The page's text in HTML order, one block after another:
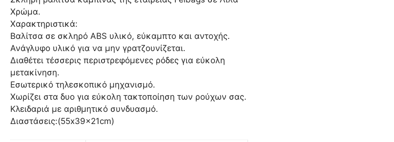
Χρώμα.
Χαρακτηριστικά:
Βαλίτσα σε σκληρό ABS υλικό, εύκαμπτο και αντοχής.
Ανάγλυφο υλικό για να μην γρατζουνίζεται.
Διαθέτει τέσσερις περιστρεφόμενες ρόδες για εύκολη
μετακίνηση.
Εσωτερικό τηλεσκοπικό μηχανισμό.
Χωρίζει στα δυο για εύκολη τακτοποίηση των ρούχων σας.
Κλειδαριά με αριθμητικό συνδυασμό.
Διαστάσεις:(55x39x21cm)